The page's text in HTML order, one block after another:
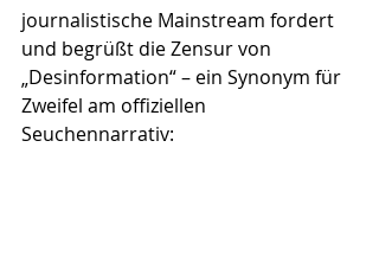
journalistische Mainstream fordert
und begrüßt die Zensur von
„Desinformation“ – ein Synonym für
Zweifel am offiziellen
Seuchennarrativ: